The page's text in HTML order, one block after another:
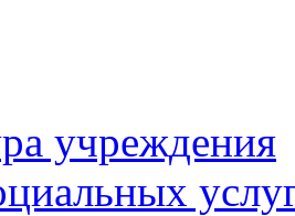
учреждения